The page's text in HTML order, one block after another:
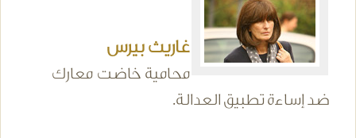
غاريث بيرس
محامية خاضت معارك
ضد إساءة تطبيق العدالة.